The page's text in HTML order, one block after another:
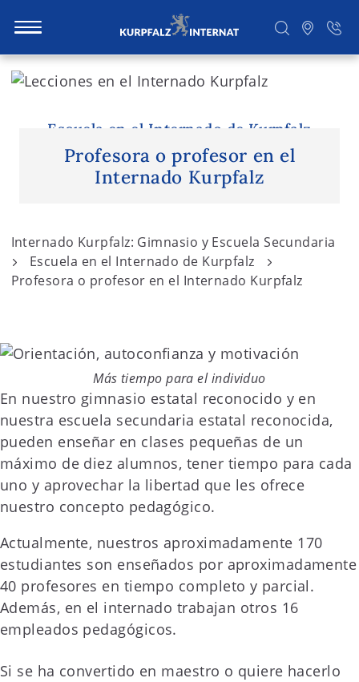
S
Buscar
Escuela en el Internado de Kurpfalz
Profesora o profesor en el
Internado Kurpfalz
Internado Kurpfalz: Gimnasio y Escuela Secundaria
Escuela en el Internado de Kurpfalz
Profesora o profesor en el Internado Kurpfalz
Más tiempo para el individuo
En nuestro gimnasio estatal reconocido y en
nuestra escuela secundaria estatal reconocida,
pueden enseñar en clases pequeñas de un
máximo de diez alumnos, tener tiempo para cada
uno y aprovechar la libertad que les ofrece
nuestro concepto pedagógico.
Actualmente, nuestros aproximadamente 170
estudiantes son enseñados por aproximadamente
40 profesores en tiempo completo y parcial.
Además, en el internado trabajan otros 16
empleados pedagógicos.
Si se ha convertido en maestro o quiere hacerlo